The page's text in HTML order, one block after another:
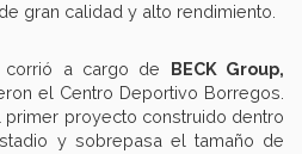
gran calidad y alto rendimiento.
corrió a cargo de BECK Group,
el Centro Deportivo Borregos.
proyecto construido dentro
y sobrepasa el tamaño de